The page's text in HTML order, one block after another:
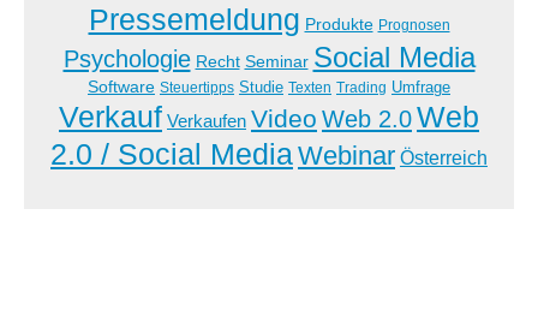
Pressemeldung Produkte Prognosen
Psychologie Recht Seminar Social Media
Software Steuertipps Studie Texten Trading Umfrage
Verkauf Verkaufen Video Web 2.0Web
2.0 / Social MediaWebinar Österreich